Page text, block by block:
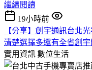
繼續閱讀
19小時前
【分享】創宇通訊台北
清楚選擇多還有全省創
實用資訊 數位生活